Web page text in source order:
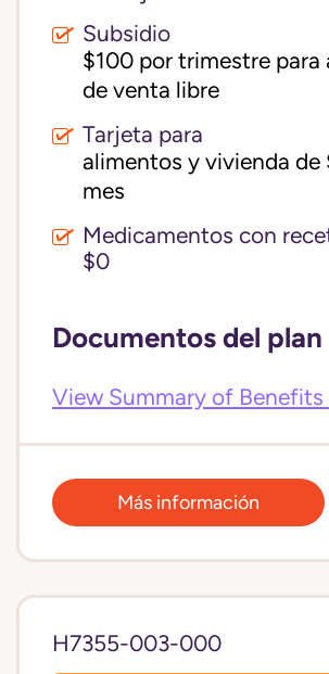
Subsidio
$100 por trimestre para
de venta libre
Tarjeta para
alimentos y vivienda de
mes
Medicamentos con
$0
Documentos del plan
View Summary of Benefits
Más información
H7355-003-000